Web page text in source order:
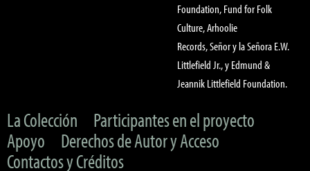
Foundation, Fund for Folk
Culture, Arhoolie
Records, Señor y la Señora E.W.
Littlefield Jr., y Edmund &
Jeannik Littlefield Foundation.
La Colección
Participantes en el proyecto
Apoyo
Derechos de Autor y Acceso
Contactos y Créditos